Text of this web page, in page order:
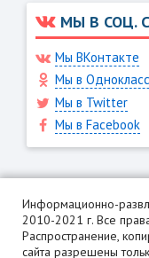
МЫ В СОЦ.
Мы ВКонтакте
Мы в
Мы в Twitter
Мы в Facebook
Информационно-
2010-2021 г. Все
Распространение,
сайта разрешены